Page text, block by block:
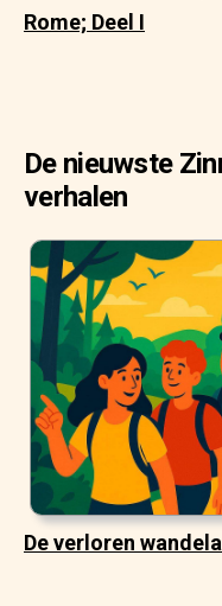
Rome; Deel I
De nieuwste
verhalen
De verloren